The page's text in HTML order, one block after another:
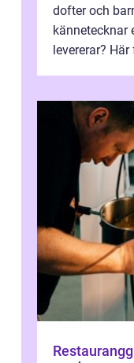
dofter och
kännetecknar
levererar?